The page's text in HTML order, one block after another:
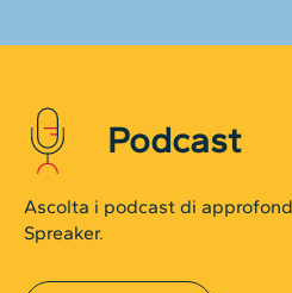
Podcast
Ascolta i podcast di
Spreaker.